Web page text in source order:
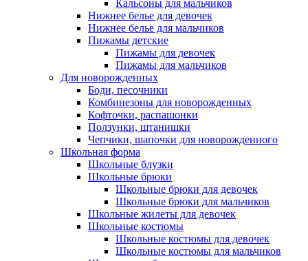
Кальсоны для мальчиков
Нижнее белье для девочек
Нижнее белье для мальчиков
Пижамы детские
Пижамы для девочек
Пижамы для мальчиков
Для новорожденных
Боди, песочники
Комбинезоны для новорожденных
Кофточки, распашонки
Ползунки, штанишки
Чепчики, шапочки для новорожденного
Школьная форма
Школьные блузки
Школьные брюки
Школьные брюки для девочек
Школьные брюки для мальчиков
Школьные жилеты для девочек
Школьные костюмы
Школьные костюмы для девочек
Школьные костюмы для мальчиков